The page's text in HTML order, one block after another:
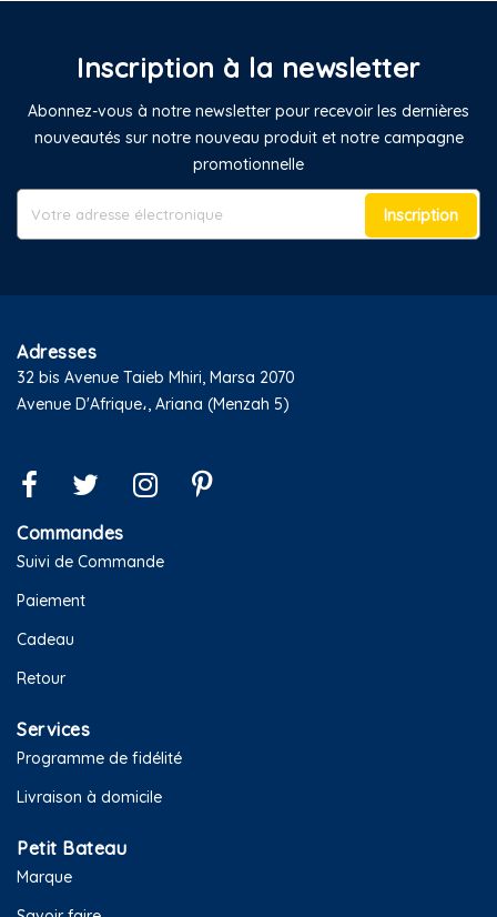
Inscription à la newsletter
Abonnez-vous à notre newsletter pour recevoir les dernières
nouveautés sur notre nouveau produit et notre campagne
promotionnelle
Inscription
Adresses
32 bis Avenue Taieb Mhiri, Marsa 2070
Avenue D'Afrique،, Ariana (Menzah 5)
Commandes
Suivi de Commande
Paiement
Cadeau
Retour
Services
Programme de fidélité
Livraison à domicile
Petit Bateau
Marque